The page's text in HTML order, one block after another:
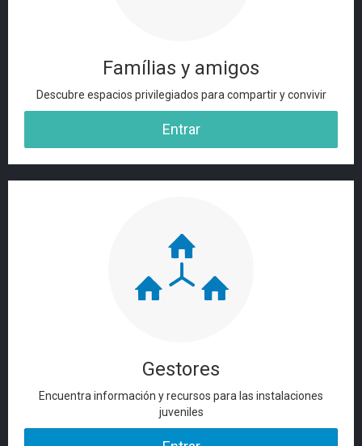
Famílias y amigos
Descubre espacios privilegiados para compartir y convivir
Entrar
Gestores
Encuentra información y recursos para las instalaciones
juveniles